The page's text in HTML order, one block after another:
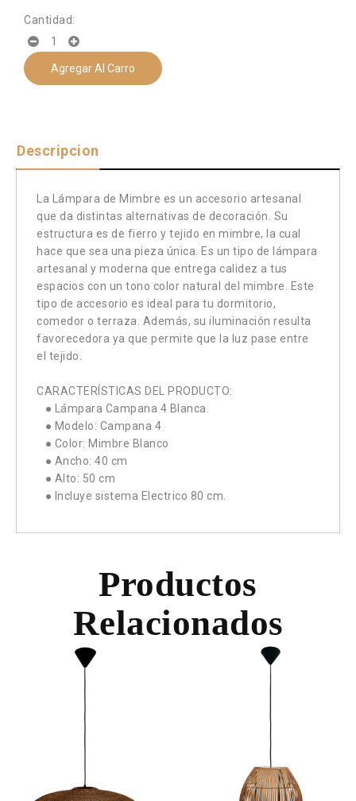
Cantidad:
Agregar Al Carro
Descripcion
La Lámpara de Mimbre es un accesorio artesanal
que da distintas alternativas de decoración. Su
estructura es de fierro y tejido en mimbre, la cual
hace que sea una pieza única. Es un tipo de lámpara
artesanal y moderna que entrega calidez a tus
espacios con un tono color natural del mimbre. Este
tipo de accesorio es ideal para tu dormitorio,
comedor o terraza. Además, su iluminación resulta
favorecedora ya que permite que la luz pase entre
el tejido.
CARACTERÍSTICAS DEL PRODUCTO:
● Lámpara Campana 4 Blanca.
● Modelo: Campana 4
● Color: Mimbre Blanco
● Ancho: 40 cm
● Alto: 50 cm
● Incluye sistema Electrico 80 cm.
Productos
Relacionados